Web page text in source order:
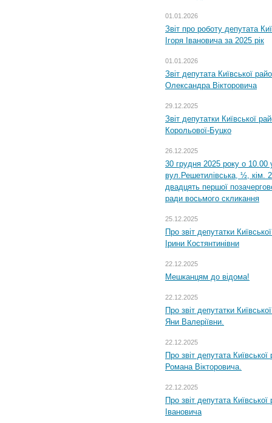
01.01.2026
Звіт про роботу депутата
Ігоря Івановича за 2025 рік
01.01.2026
Звіт депутата Київської
Олександра Вікторовича
29.12.2025
Звіт депутатки Київської
Корольової-Буцко
26.12.2025
30 грудня 2025 року о 10.00
вул.Решетилівська, ½, кім.
двадцять першої
ради восьмого скликання
25.12.2025
Про звіт депутатки
Ірини Костянтинівни
22.12.2025
Мешканцям до відома!
22.12.2025
Про звіт депутатки
Яни Валеріївни.
22.12.2025
Про звіт депутата
Романа Вікторовича.
22.12.2025
Про звіт депутата
Івановича